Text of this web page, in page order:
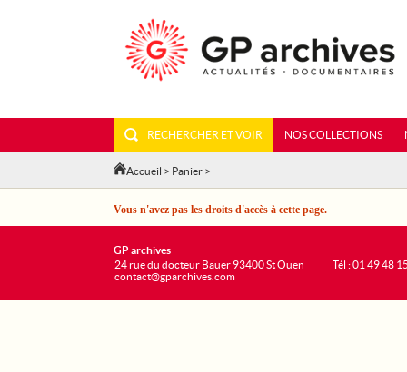
RECHERCHER ET VOIR NOS COLLECTIONS
Accueil > Panier >
Vous n'avez pas les droits d'accès à cette page.
GP archives
24 rue du docteur Bauer 93400 St Ouen
contact@gparchives.com
Tél : 01 49 48